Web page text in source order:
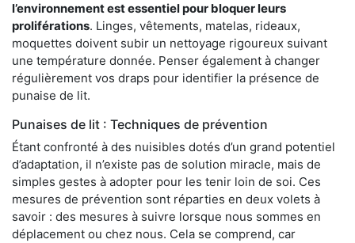
l’environnement est essentiel pour bloquer leurs
proliférations. Linges, vêtements, matelas, rideaux,
moquettes doivent subir un nettoyage rigoureux suivant
une température donnée. Penser également à changer
régulièrement vos draps pour identifier la présence de
punaise de lit.
Punaises de lit : Techniques de prévention
Étant confronté à des nuisibles dotés d’un grand potentiel
d’adaptation, il n’existe pas de solution miracle, mais de
simples gestes à adopter pour les tenir loin de soi. Ces
mesures de prévention sont réparties en deux volets à
savoir : des mesures à suivre lorsque nous sommes en
déplacement ou chez nous. Cela se comprend, car